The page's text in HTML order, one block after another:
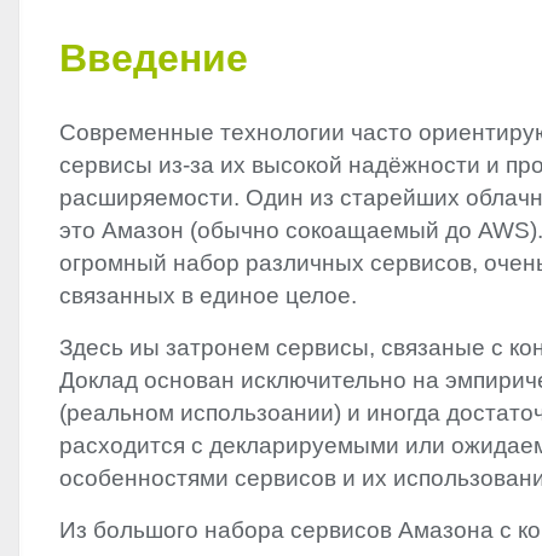
Введение
Современные технологии часто
сервисы из-за их высокой надёжности и
расширяемости. Один из старейших
это Амазон (обычно сокоащаемый до AWS
огромный набор различных сервисов,
связанных в единое целое.
Здесь иы затронем сервисы, связаные с
Доклад основан исключительно на
(реальном использоании) и иногда
расходится с декларируемыми или
особенностями сервисов и их
Из большого набора сервисов Амазона с